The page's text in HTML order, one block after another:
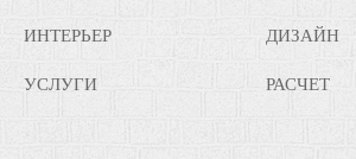
ИНТЕРЬЕР
УСЛУГИ
ДИЗАЙН
РАСЧЕТ